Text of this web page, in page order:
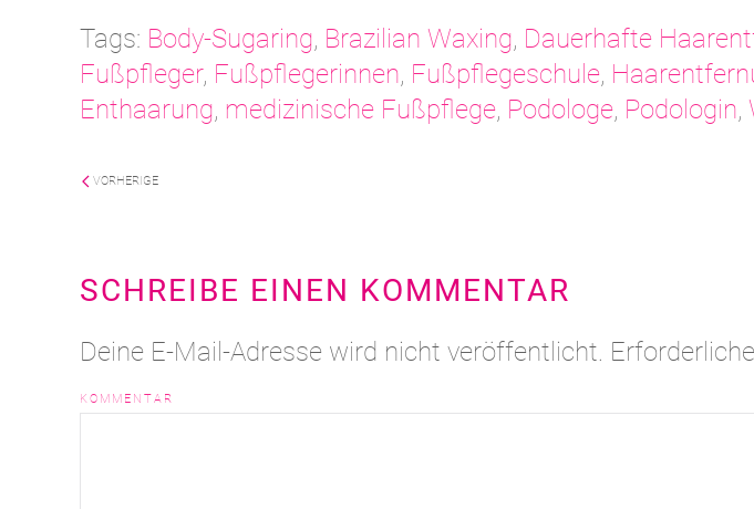
Tags: Body-Sugaring, Brazilian Waxing, Dauerhafte
Fußpfleger, Fußpflegerinnen, Fußpflegeschule,
Enthaarung, medizinische Fußpflege, Podologe, Podologin,
VORHERIGE
SCHREIBE EINEN KOMMENTAR
Deine E-Mail-Adresse wird nicht veröffentlicht.
KOMMENTAR